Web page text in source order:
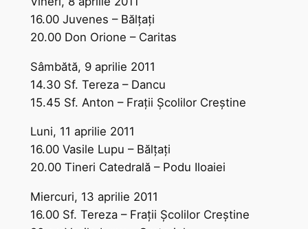
16.00 Juvenes – Bălţaţi
20.00 Don Orione – Caritas
Sâmbătă, 9 aprilie 2011
14.30 Sf. Tereza – Dancu
15.45 Sf. Anton – Fraţii Şcolilor Creştine
Luni, 11 aprilie 2011
16.00 Vasile Lupu – Bălţaţi
20.00 Tineri Catedrală – Podu Iloaiei
Miercuri, 13 aprilie 2011
16.00 Sf. Tereza – Fraţii Şcolilor Creştine